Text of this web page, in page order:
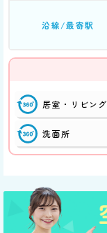
沿線/最寄駅
居室・リビング
洗面所